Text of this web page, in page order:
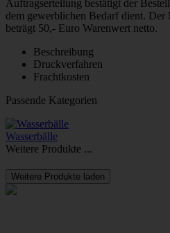
Auftragserteilung bestätigt der
dem gewerblichen Bedarf dient. Der
beträgt 50,- Euro Warenwert netto.
Beschreibung
Druckverfahren
Frachtkosten
Passende Kategorien
Wasserbälle
Weitere Produkte ...
Weitere Produkte laden